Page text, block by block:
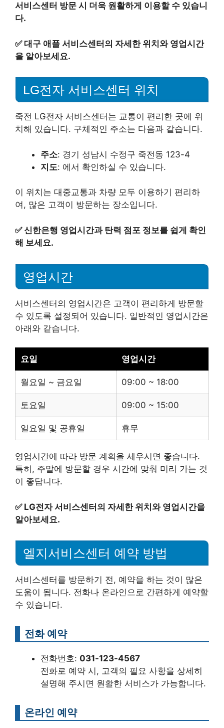
서비스센터 방문 시 더욱 원활하게 이용할 수 있습니
다.
✅대구 애플 서비스센터의 자세한 위치와 영업시간
을 알아보세요.
LG전자 서비스센터 위치
죽전 LG전자 서비스센터는 교통이 편리한 곳에 위
치해 있습니다. 구체적인 주소는 다음과 같습니다.
주소: 경기 성남시 수정구 죽전동 123-4
지도: 에서 확인하실 수 있습니다.
이 위치는 대중교통과 차량 모두 이용하기 편리하
여, 많은 고객이 방문하는 장소입니다.
✅신한은행 영업시간과 탄력 점포 정보를 쉽게 확인
해 보세요.
영업시간
서비스센터의 영업시간은 고객이 편리하게 방문할
수 있도록 설정되어 있습니다. 일반적인 영업시간은
아래와 같습니다.
요일 영업시간
월요일 ~ 금요일 09:00 ~ 18:00
토요일 09:00 ~ 15:00
일요일 및 공휴일 휴무
영업시간에 따라 방문 계획을 세우시면 좋습니다.
특히, 주말에 방문할 경우 시간에 맞춰 미리 가는 것
이 좋답니다.
✅ LG전자 서비스센터의 자세한 위치와 영업시간을
알아보세요.
엘지서비스센터 예약 방법
서비스센터를 방문하기 전, 예약을 하는 것이 많은
도움이 됩니다. 전화나 온라인으로 간편하게 예약할
수 있습니다.
전화 예약
전화번호: 031-123-4567
전화로 예약 시, 고객의 필요 사항을 상세히
설명해 주시면 원활한 서비스가 가능합니다.
온라인 예약